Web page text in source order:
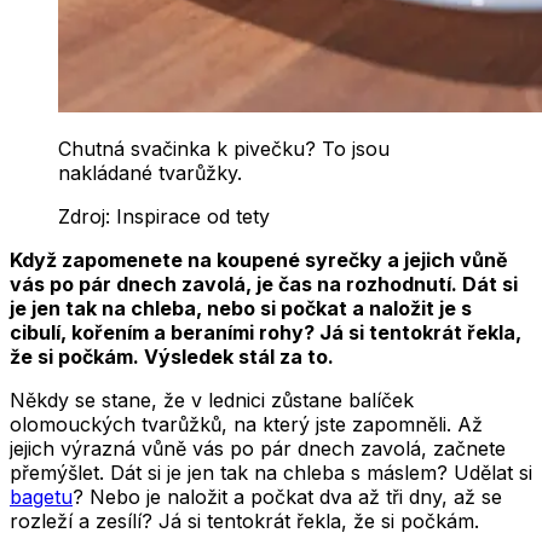
Chutná svačinka k pivečku? To jsou
nakládané tvarůžky.
Zdroj: Inspirace od tety
Když zapomenete na koupené syrečky a jejich vůně
vás po pár dnech zavolá, je čas na rozhodnutí. Dát si
je jen tak na chleba, nebo si počkat a naložit je s
cibulí, kořením a beraními rohy? Já si tentokrát řekla,
že si počkám. Výsledek stál za to.
Někdy se stane, že v lednici zůstane balíček
olomouckých tvarůžků, na který jste zapomněli. Až
jejich výrazná vůně vás po pár dnech zavolá, začnete
přemýšlet. Dát si je jen tak na chleba s máslem? Udělat si
bagetu? Nebo je naložit a počkat dva až tři dny, až se
rozleží a zesílí? Já si tentokrát řekla, že si počkám.